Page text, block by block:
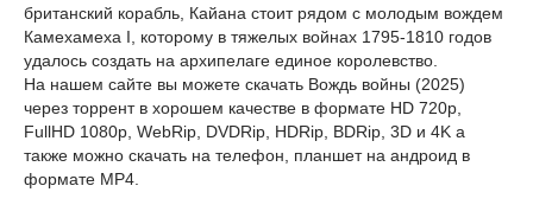
британский корабль, Кайана стоит рядом с молодым вождем
Камехамеха I, которому в тяжелых войнах 1795-1810 годов
удалось создать на архипелаге единое королевство.
На нашем сайте вы можете скачать Вождь войны (2025)
через торрент в хорошем качестве в формате HD 720p,
FullHD 1080p, WebRip, DVDRip, HDRip, BDRip, 3D и 4K а
также можно скачать на телефон, планшет на андроид в
формате MP4.